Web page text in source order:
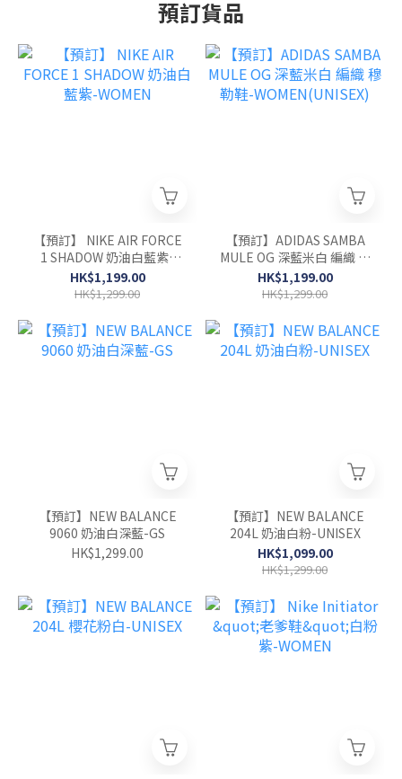
預訂貨品
【預訂】 NIKE AIR FORCE
1 SHADOW 奶油白藍紫-
WOMEN
HK$1,199.00
HK$1,299.00
【預訂】ADIDAS SAMBA
MULE OG 深藍米白 編織 穆
勒鞋-WOMEN(UNISEX)
HK$1,199.00
HK$1,299.00
【預訂】NEW BALANCE
9060 奶油白深藍-GS
HK$1,299.00
【預訂】NEW BALANCE
204L 奶油白粉-UNISEX
HK$1,099.00
HK$1,299.00